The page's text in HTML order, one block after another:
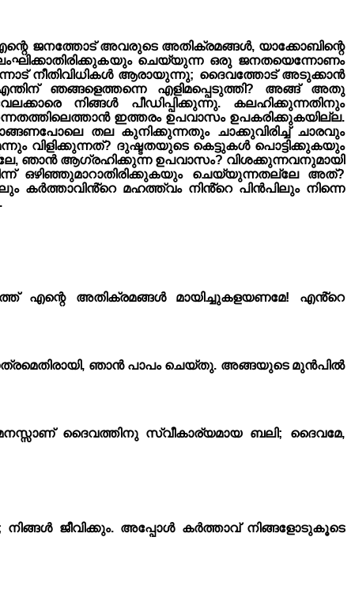
ജനത്തോട് അവരുടെ അതിക്രമങ്ങൾ, യാക്കോബിന്റെ
ചെയ്യുന്ന ഒരു ജനതയെന്നോണം
നീതിവിധികൾ ആരായുന്നു; ദൈവത്തോട് അടുക്കാൻ
ഞങ്ങളെത്തന്നെ എളിമപ്പെടുത്തി? അങ്ങ് അതു
നിങ്ങൾ പീഡിപ്പിക്കുന്നു. കലഹിക്കുന്നതിനും
ഇത്തരം ഉപവാസം ഉപകരിക്കുകയില്ല.
തല കുനിക്കുന്നതും ചാക്കുവിരിച്ച് ചാരവും
വിളിക്കുന്നത്? ദുഷ്ടതയുടെ കെട്ടുകൾ പൊട്ടിക്കുകയും
ഞാൻ ആഗ്രഹിക്കുന്ന ഉപവാസം? വിശക്കുന്നവനുമായി
ഒഴിഞ്ഞുമാറാതിരിക്കുകയും ചെയ്യുന്നതല്ലേ അത്?
കർത്താവിൻ്റെ മഹത്ത്വം നിൻ്റെ പിൻപിലും നിന്നെ
അതിക്രമങ്ങൾ മായിച്ചുകളയണമേ! എൻ്റെ
ഞാൻ പാപം ചെയ്തു. അങ്ങയുടെ മുൻപിൽ
ദൈവത്തിനു സ്വീകാര്യമായ ബലി; ദൈവമേ,
ജീവിക്കും. അപ്പോൾ കർത്താവ് നിങ്ങളോടുകൂടെ